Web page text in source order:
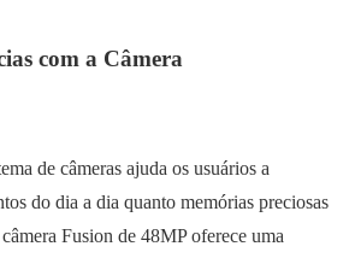
com a Câmera
de câmeras ajuda os usuários a
do dia a dia quanto memórias preciosas
Fusion de 48MP oferece uma